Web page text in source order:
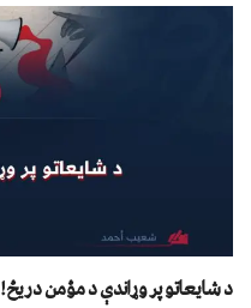
د شايعاتو پر وړاندې د مؤمن دريځ!